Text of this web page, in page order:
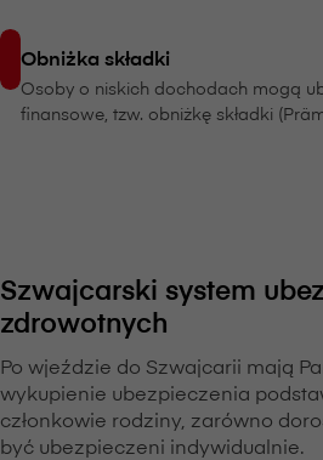
Obniżka składki
Osoby o niskich dochodach mogą
finansowe, tzw. obniżkę składki
Szwajcarski system
zdrowotnych
Po wjeździe do Szwajcarii mają
wykupienie ubezpieczenia
członkowie rodziny, zarówno
być ubezpieczeni indywidualnie.